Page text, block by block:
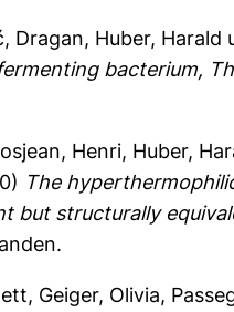
Dragan, Huber, Harald
bacterium,
Henri, Huber,
The
but structurally
, Geiger, Olivia,